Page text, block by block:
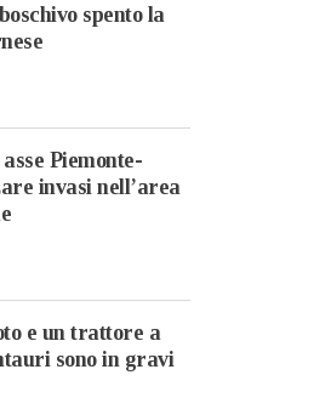
spento la
Piemonte-
invasi nell’area
e un trattore a
sono in gravi